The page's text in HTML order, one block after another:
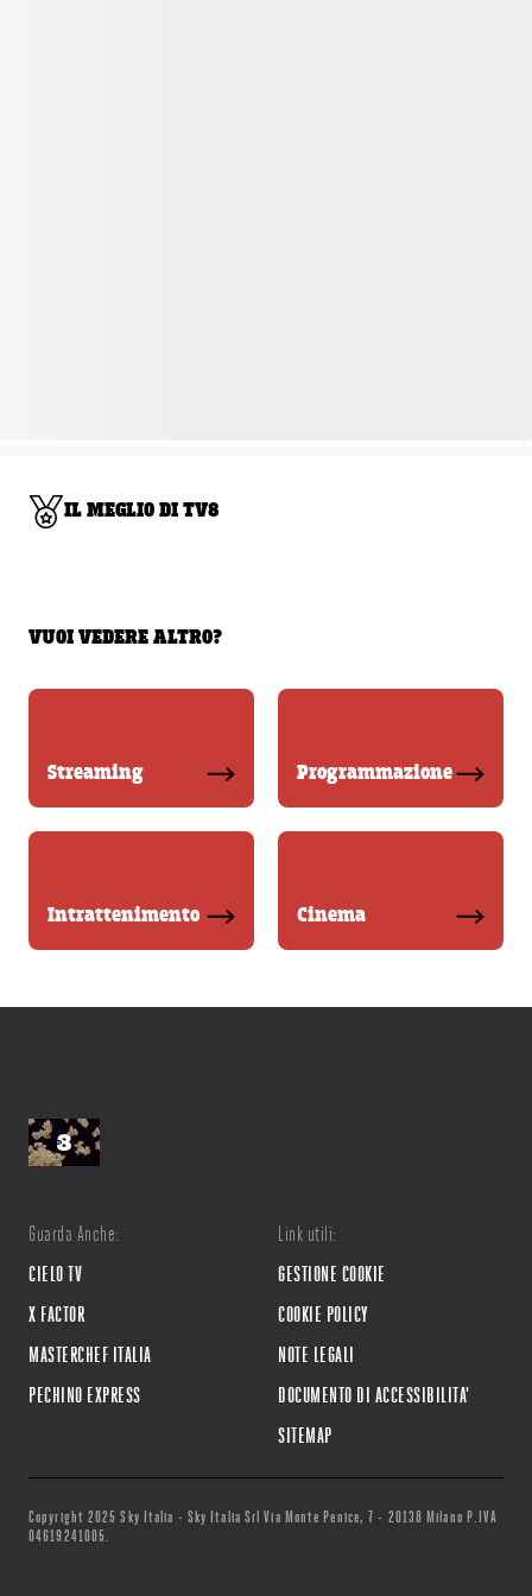
IL MEGLIO DI TV8
VUOI VEDERE ALTRO?
Streaming Programmazione
Intrattenimento Cinema
Guarda Anche:
CIELO TV
X FACTOR
MASTERCHEF ITALIA
PECHINO EXPRESS
Link utili:
GESTIONE COOKIE
COOKIE POLICY
NOTE LEGALI
DOCUMENTO DI ACCESSIBILITA'
SITEMAP
Copyright 2025 Sky Italia - Sky Italia Srl Via Monte Penice, 7 - 20138 Milano P.IVA
04619241005.